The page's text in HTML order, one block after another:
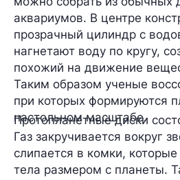
аквариумов. В центре
прозрачный цилиндр с
нагнетают воду по кругу,
похожий на движение
Таким образом ученые
при которых формируются
настольном масштабе.
Протопланетные диски
Газ закручивается вокруг
слипается в комки,
тела размером с планеты.